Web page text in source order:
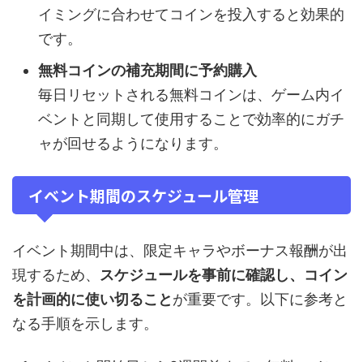
イミングに合わせてコインを投入すると効果的
です。
無料コインの補充期間に予約購入
毎日リセットされる無料コインは、ゲーム内イ
ベントと同期して使用することで効率的にガチ
ャが回せるようになります。
イベント期間のスケジュール管理
イベント期間中は、限定キャラやボーナス報酬が出
現するため、 スケジュールを事前に確認し、コイン
を計画的に使い切ることが重要です。以下に参考と
なる手順を示します。